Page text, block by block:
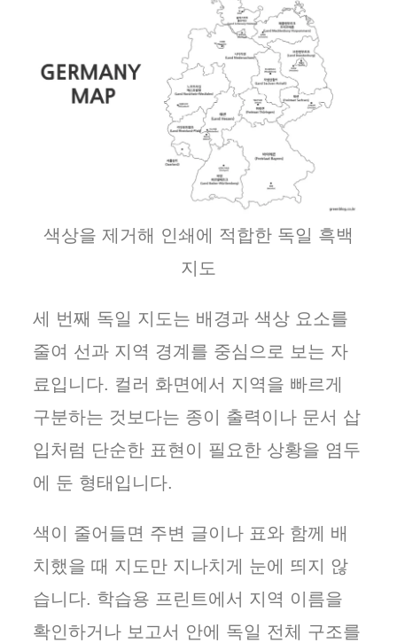
색상을 제거해 인쇄에 적합한 독일 흑백
지도
세 번째 독일 지도는 배경과 색상 요소를
줄여 선과 지역 경계를 중심으로 보는 자
료입니다. 컬러 화면에서 지역을 빠르게
구분하는 것보다는 종이 출력이나 문서 삽
입처럼 단순한 표현이 필요한 상황을 염두
에 둔 형태입니다.
색이 줄어들면 주변 글이나 표와 함께 배
치했을 때 지도만 지나치게 눈에 띄지 않
습니다. 학습용 프린트에서 지역 이름을
확인하거나 보고서 안에 독일 전체 구조를